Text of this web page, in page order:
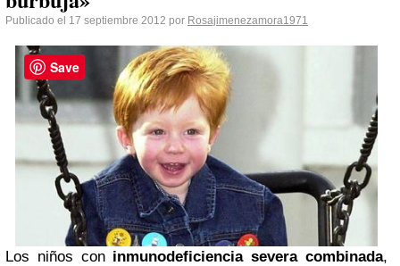
Publicado el 17 septiembre 2012 por Rosajimenezamora1971
Los niños con inmunodeficiencia severa combinada,
Save